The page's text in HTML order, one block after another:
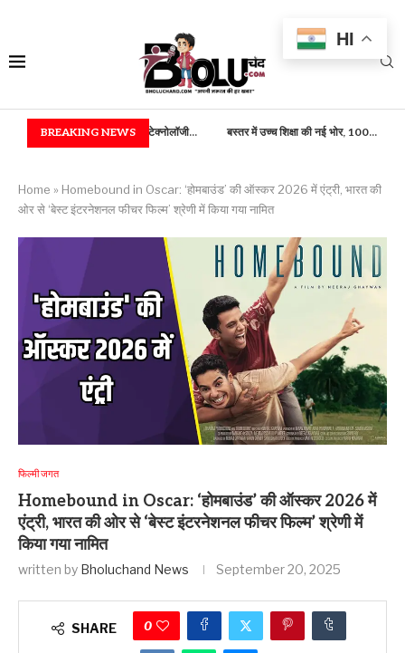
BREAKING NEWS
एवं फूड टेक्नोलॉजी... बस्तर में उच्च शिक्षा की नई भोर, 100... राष्ट्रपति भवन में
Home » Homebound in Oscar: ‘होमबाउंड’ की ऑस्कर 2026 में एंट्री, भारत की
ओर से ‘बेस्ट इंटरनेशनल फीचर फिल्म’ श्रेणी में किया गया नामित
फिल्मी जगत
Homebound in Oscar: ‘होमबाउंड’ की ऑस्कर 2026 में
एंट्री, भारत की ओर से ‘बेस्ट इंटरनेशनल फीचर फिल्म’ श्रेणी में
किया गया नामित
written by Bholuchand News September 20, 2025
SHARE 0
HI